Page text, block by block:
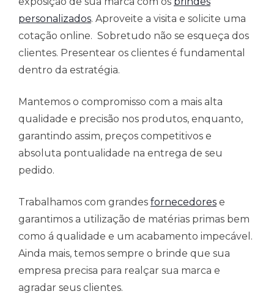
personalizados. Aproveite a visita e solicite uma
cotação online. Sobretudo não se esqueça dos
clientes. Presentear os clientes é fundamental
dentro da estratégia.
Mantemos o compromisso com a mais alta
qualidade e precisão nos produtos, enquanto,
garantindo assim, preços competitivos e
absoluta pontualidade na entrega de seu
pedido.
Trabalhamos com grandes fornecedores e
garantimos a utilização de matérias primas bem
como á qualidade e um acabamento impecável.
Ainda mais, temos sempre o brinde que sua
empresa precisa para realçar sua marca e
agradar seus clientes.